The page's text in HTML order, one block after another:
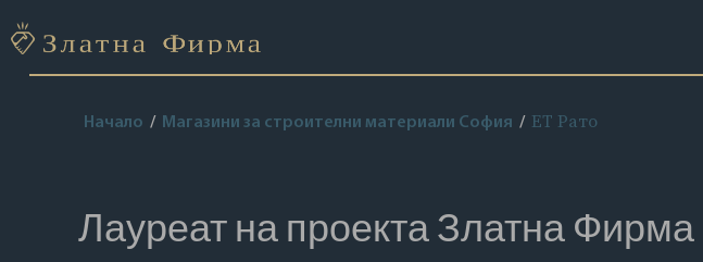
Начало Магазини за строителни материали София ЕТ Рато
Лауреат на проектаЗлатна Фирма